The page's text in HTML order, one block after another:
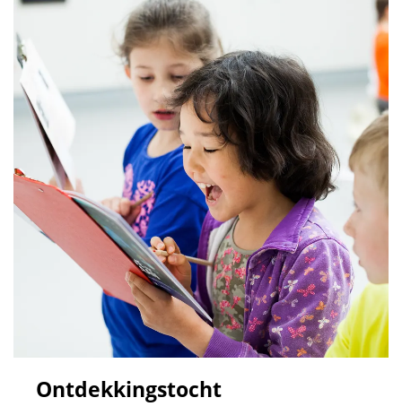
Ontdekkingstocht